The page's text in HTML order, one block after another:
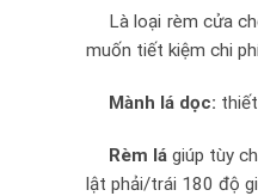
Là loại rèm cửa
muốn tiết kiệm chi
Mành lá dọc:
Rèm lá giúp tùy
lật phải/trái 180 độ